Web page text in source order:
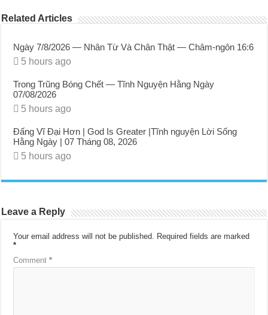
Related Articles
Ngày 7/8/2026 — Nhân Từ Và Chân Thật — Châm-ngôn 16:6
5 hours ago
Trong Trũng Bóng Chết — Tĩnh Nguyện Hằng Ngày
07/08/2026
5 hours ago
Đấng Vĩ Đại Hơn | God Is Greater |Tĩnh nguyện Lời Sống
Hằng Ngày | 07 Tháng 08, 2026
5 hours ago
Leave a Reply
Your email address will not be published.
Required fields are marked
*
Comment*